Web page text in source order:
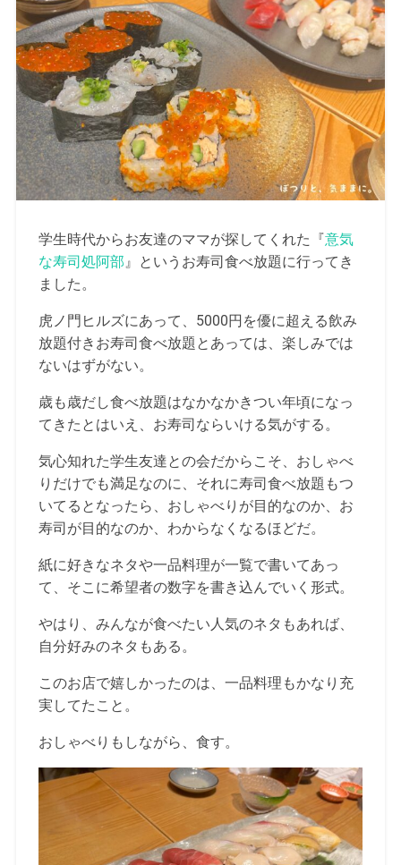
学生時代からお友達のママが探してくれた『意気
な寿司処阿部』というお寿司食べ放題に行ってき
ました。
虎ノ門ヒルズにあって、5000円を優に超える飲み
放題付きお寿司食べ放題とあっては、楽しみでは
ないはずがない。
歳も歳だし食べ放題はなかなかきつい年頃になっ
てきたとはいえ、お寿司ならいける気がする。
気心知れた学生友達との会だからこそ、おしゃべ
りだけでも満足なのに、それに寿司食べ放題もつ
いてるとなったら、おしゃべりが目的なのか、お
寿司が目的なのか、わからなくなるほどだ。
紙に好きなネタや一品料理が一覧で書いてあっ
て、そこに希望者の数字を書き込んでいく形式。
やはり、みんなが食べたい人気のネタもあれば、
自分好みのネタもある。
このお店で嬉しかったのは、一品料理もかなり充
実してたこと。
おしゃべりもしながら、食す。